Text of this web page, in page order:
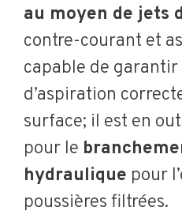
au moyen de jets
contre-courant et
capable de garantir
d’aspiration
surface; il est en
pour le
hydraulique pour
poussières filtrées.